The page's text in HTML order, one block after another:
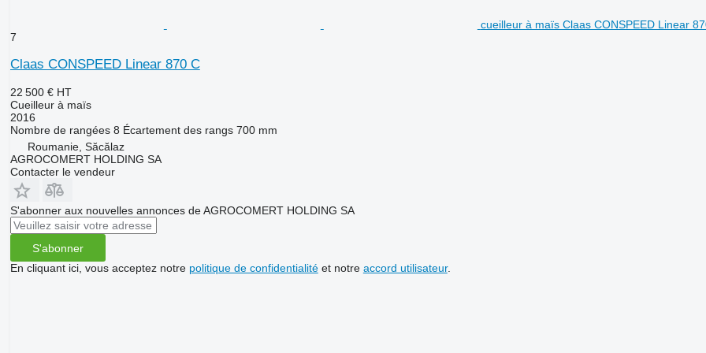
cueilleur à maïs Claas CONSPEED Linear
7
Claas CONSPEED Linear 870 C
22 500 € HT
Cueilleur à maïs
2016
Nombre de rangées 8 Écartement des rangs 700 mm
Roumanie, Săcălaz
AGROCOMERT HOLDING SA
Contacter le vendeur
S'abonner aux nouvelles annonces de AGROCOMERT HOLDING SA
S'abonner
En cliquant ici, vous acceptez notre politique de confidentialitéet notre accord utilisateur.